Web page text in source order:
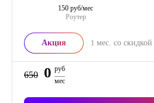
Роутер
150 руб/мес
Акция 1 мес. со скидкой
650 0 руб
мес